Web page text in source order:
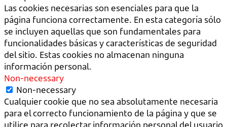
Las cookies necesarias son esenciales para que la
página funciona correctamente. En esta categoría sólo
se incluyen aquellas que son fundamentales para
funcionalidades básicas y características de seguridad
del sitio. Estas cookies no almacenan ninguna
información personal.
Non-necessary
Non-necessary
Cualquier cookie que no sea absolutamente necesaria
para el correcto funcionamiento de la página y que se